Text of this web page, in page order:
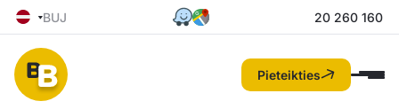
BUJ 20 260 160
Pieteikties